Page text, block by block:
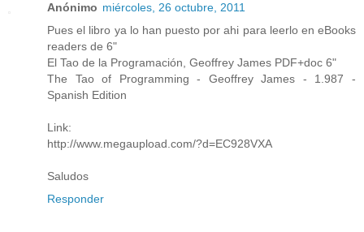
Anónimo miércoles, 26 octubre, 2011
Pues el libro ya lo han puesto por ahi para leerlo en eBooks
readers de 6"
El Tao de la Programación, Geoffrey James PDF+doc 6"
The Tao of Programming - Geoffrey James - 1.987 -
Spanish Edition
Link:
http://www.megaupload.com/?d=EC928VXA
Saludos
Responder